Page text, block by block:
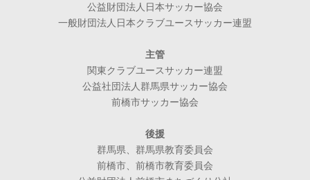
公益財団法人日本サッカー協会
一般財団法人日本クラブユースサッカー連盟
主管
関東クラブユースサッカー連盟
公益社団法人群馬県サッカー協会
前橋市サッカー協会
後援
群馬県、群馬県教育委員会
前橋市、前橋市教育委員会